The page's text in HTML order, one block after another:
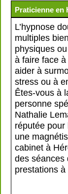
Praticienne en
L’hypnose
multiples
physiques
à faire face
aider à
stress ou à
Êtes-vous à
personne
Nathalie
réputée
une
cabinet à
des séances
prestations à